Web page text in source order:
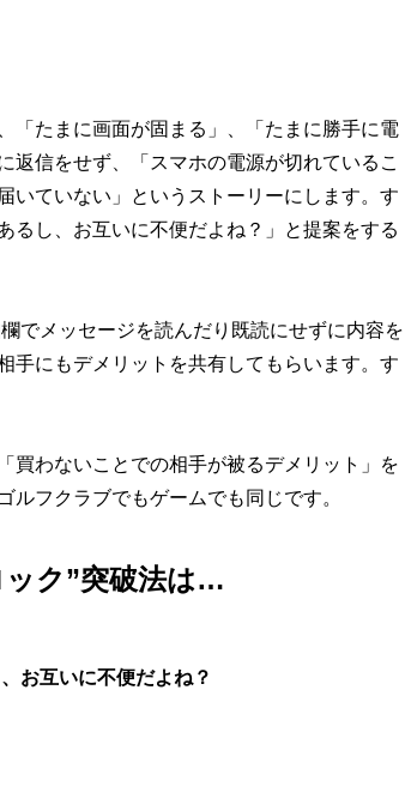
「たまに画面が固まる」、「たまに勝手に電
返信をせず、「スマホの電源が切れているこ
いていない」というストーリーにします。す
るし、お互いに不便だよね？」と提案をする
でメッセージを読んだり既読にせずに内容を
手にもデメリットを共有してもらいます。す
買わないことでの相手が被るデメリット」を
フクラブでもゲームでも同じです。
ック”突破法は…
お互いに不便だよね？